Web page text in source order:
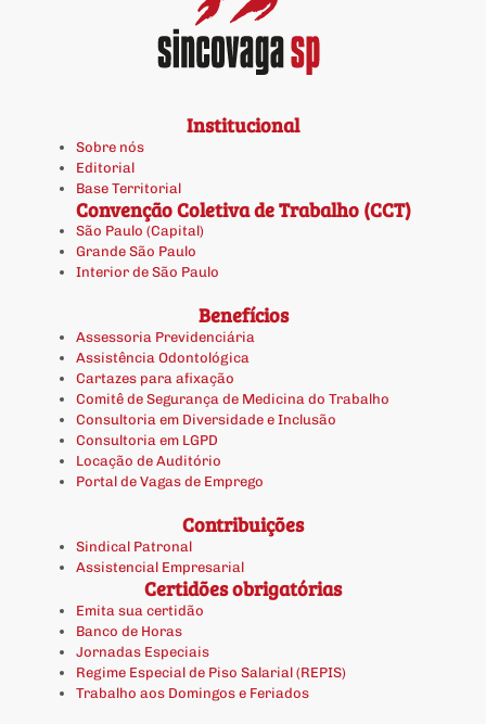
Institucional
Sobre nós
Editorial
Base Territorial
Convenção Coletiva de Trabalho (CCT)
São Paulo (Capital)
Grande São Paulo
Interior de São Paulo
Benefícios
Assessoria Previdenciária
Assistência Odontológica
Cartazes para afixação
Comitê de Segurança de Medicina do Trabalho
Consultoria em Diversidade e Inclusão
Consultoria em LGPD
Locação de Auditório
Portal de Vagas de Emprego
Contribuições
Sindical Patronal
Assistencial Empresarial
Certidões obrigatórias
Emita sua certidão
Banco de Horas
Jornadas Especiais
Regime Especial de Piso Salarial (REPIS)
Trabalho aos Domingos e Feriados